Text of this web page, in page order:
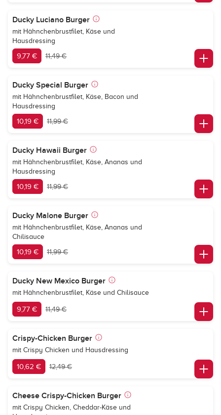
Ducky Luciano Burger
mit Hähnchenbrustfilet, Käse und
Hausdressing
9,77 € 11,49 €
Ducky Special Burger
mit Hähnchenbrustfilet, Käse, Bacon und
Hausdressing
10,19 € 11,99 €
Ducky Hawaii Burger
mit Hähnchenbrustfilet, Käse, Ananas und
Hausdressing
10,19 € 11,99 €
Ducky Malone Burger
mit Hähnchenbrustfilet, Käse, Ananas und
Chilisauce
10,19 € 11,99 €
Ducky New Mexico Burger
mit Hähnchenbrustfilet, Käse und Chilisauce
9,77 € 11,49 €
Crispy-Chicken Burger
mit Crispy Chicken und Hausdressing
10,62 € 12,49 €
Cheese Crispy-Chicken Burger
mit Crispy Chicken, Cheddar-Käse und